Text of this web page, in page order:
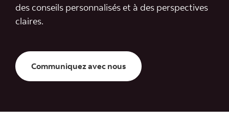
des conseils personnalisés et à des perspectives
claires.
Communiquez avec nous